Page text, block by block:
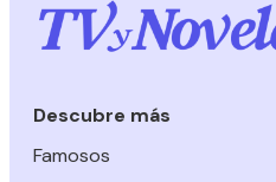
Descubre más
Famosos